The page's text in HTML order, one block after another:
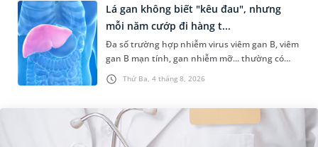
Thứ Ba, 4 tháng 8, 2026
Lá gan không biết "kêu đau", nhưng
mỗi năm cướp đi hàng t...
Đa số trường hợp nhiễm virus viêm gan B, viêm
gan B mạn tính, gan nhiễm mỡ... thường có
dấu hiệu mờ nhạt, hoặc không có dấu hiệu.
Đây có thể là con đường dẫn...